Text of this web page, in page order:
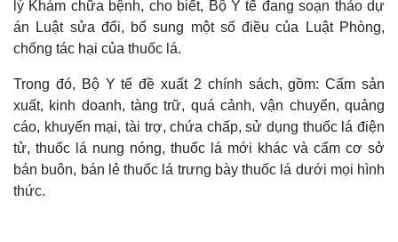
lý Khám chữa bệnh, cho biết, Bộ Y tế đang soạn thảo dự
án Luật sửa đổi, bổ sung một số điều của Luật Phòng,
chống tác hại của thuốc lá.
Trong đó, Bộ Y tế đề xuất 2 chính sách, gồm: Cấm sản
xuất, kinh doanh, tàng trữ, quá cảnh, vận chuyển, quảng
cáo, khuyến mại, tài trợ, chứa chấp, sử dụng thuốc lá điện
tử, thuốc lá nung nóng, thuốc lá mới khác và cấm cơ sở
bán buôn, bán lẻ thuốc lá trưng bày thuốc lá dưới mọi hình
thức.